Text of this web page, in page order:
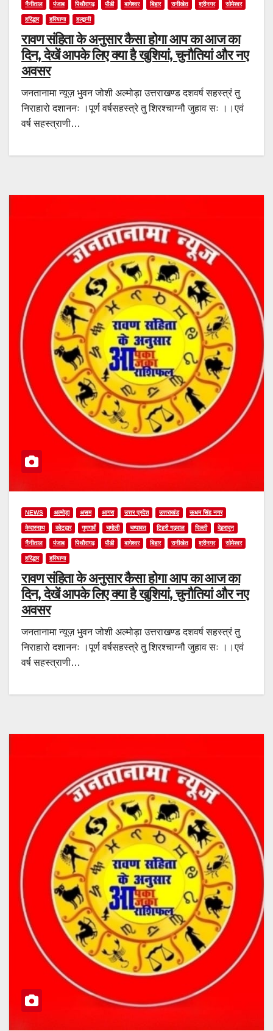
नैनीताल पंजाब पिथौरागढ़ पौडी बागेश्वर बिहार रानीखेत श्रीनगर सोमेश्वर
हरिद्धार हरियाणा हल्द्वानी
रावण संहिता के अनुसार कैसा होगा आप का आज का
दिन, देखें आपके लिए क्या है खुशियां, चुनौतियां और नए
अवसर
जनतानामा न्यूज़ भुवन जोशी अल्मोड़ा उत्तराखण्ड दशवर्ष सहस्त्रं तु
निराहारो दशाननः ।पूर्ण वर्षसहस्त्रे तु शिरश्चाग्नौ जुहाव सः ।।एवं
वर्ष सहस्त्राणी…
NEWS अल्मोड़ा असम आगरा उत्तर प्रदेश उत्तराखंड ऊधम सिंह नगर
केदारनाथ कोटद्वार गुणगावँ चमोली चम्पावत टिहरी गढ़वाल दिल्ली देहरादून
नैनीताल पंजाब पिथौरागढ़ पौडी बागेश्वर बिहार रानीखेत श्रीनगर सोमेश्वर
हरिद्धार हरियाणा
रावण संहिता के अनुसार कैसा होगा आप का आज का
दिन, देखें आपके लिए क्या है खुशियां, चुनौतियां और नए
अवसर
जनतानामा न्यूज़ भुवन जोशी अल्मोड़ा उत्तराखण्ड दशवर्ष सहस्त्रं तु
निराहारो दशाननः ।पूर्ण वर्षसहस्त्रे तु शिरश्चाग्नौ जुहाव सः ।।एवं
वर्ष सहस्त्राणी…